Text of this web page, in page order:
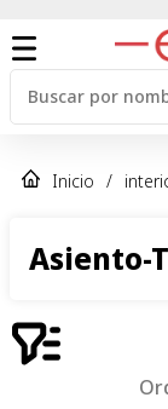
Inicio /
Asiento-